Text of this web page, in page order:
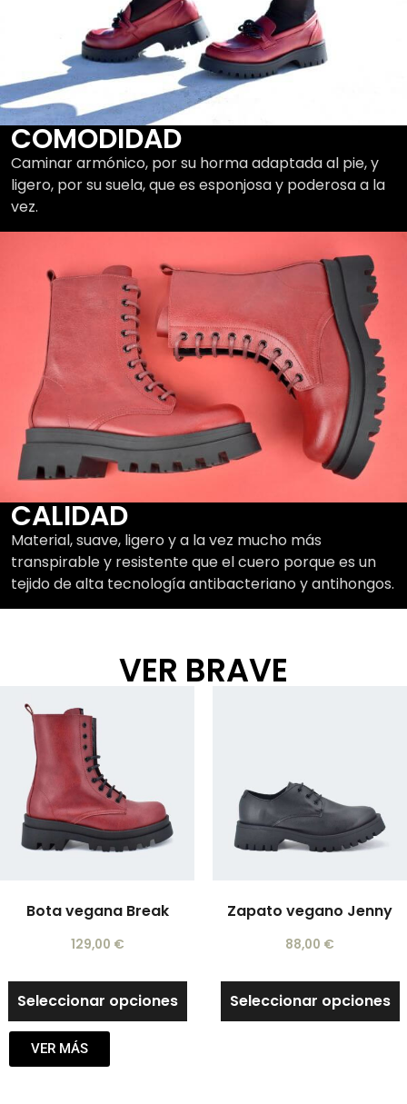
COMODIDAD
Caminar armónico, por su horma adaptada al pie, y
ligero, por su suela, que es esponjosa y poderosa a la
vez.
CALIDAD
Material, suave, ligero y a la vez mucho más
transpirable y resistente que el cuero porque es un
tejido de alta tecnología antibacteriano y antihongos.
VER MÁS
VER BRAVE
Bota vegana Break
129,00 €
Seleccionar opciones
Zapato vegano Jenny
88,00 €
Seleccionar opciones